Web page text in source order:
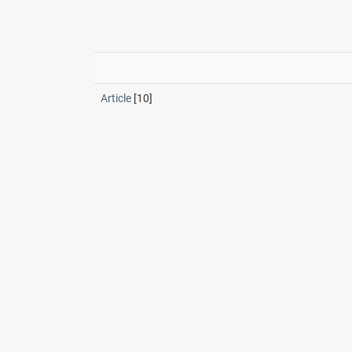
Article[10]